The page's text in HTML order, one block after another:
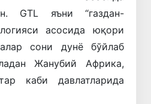
GTL яъни “газдан-
асосида юқори
сони дунё бўйлаб
Жанубий Африка,
каби давлатларида